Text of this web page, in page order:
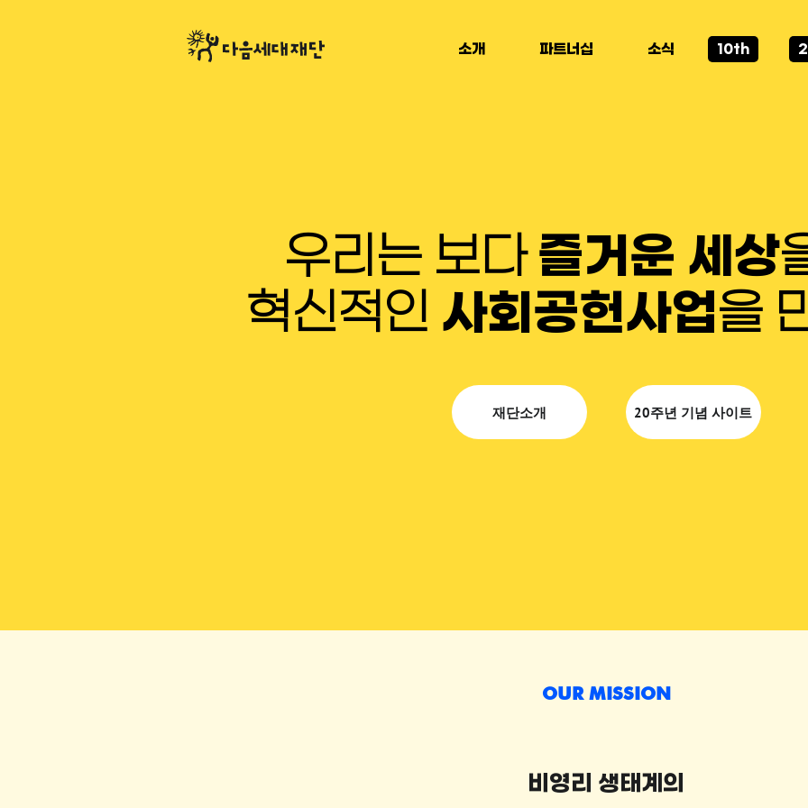
소개 파트너십 소식 10th
우리는 보다즐거운 세상
혁신적인 사회공헌사업을
재단소개 20주년 기념 사이트
OUR MISSION
비영리 생태계의